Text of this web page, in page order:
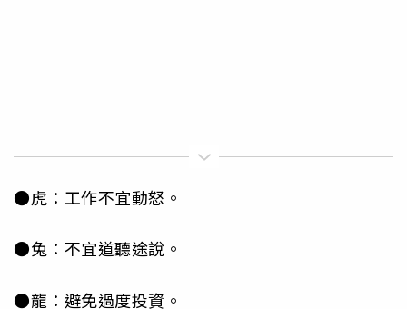
●虎：工作不宜動怒。
●兔：不宜道聽途說。
●龍：避免過度投資。